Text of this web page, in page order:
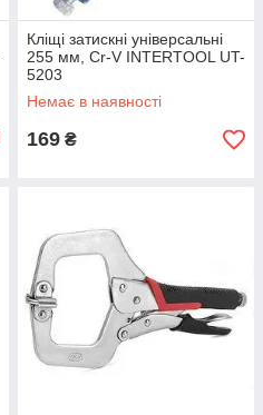
Кліщі затискні універсальні
255 мм, Cr-V INTERTOOL UT-
5203
Немає в наявності
169 ₴